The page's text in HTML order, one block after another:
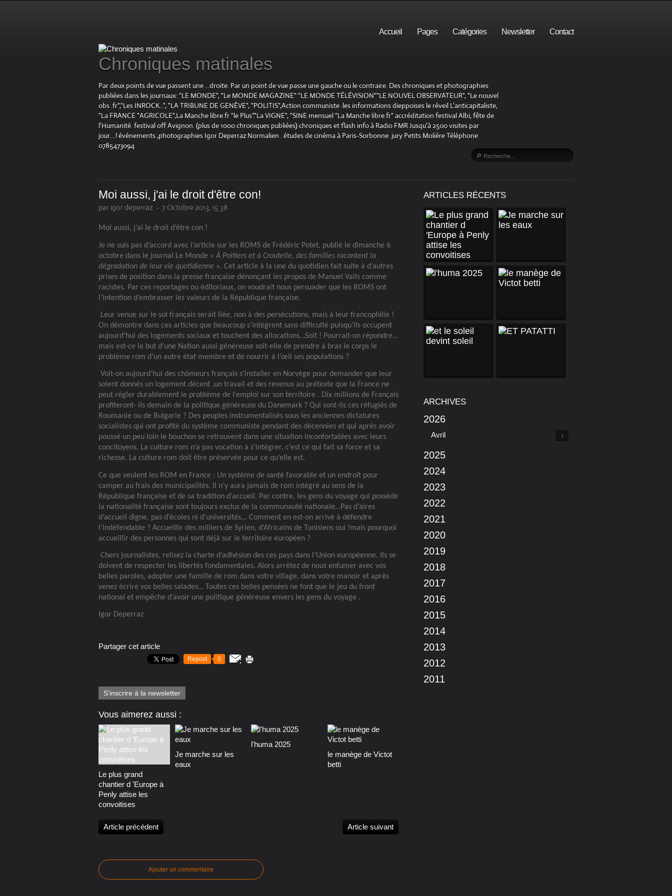
Accueil Pages Catégories Newsletter Contact
Chroniques matinales
Par deux points de vue passent une ...droite. Par un point de vue passe une gauche ou le contraire. Des chroniques et photographies
publiées dans les journaux: "LE MONDE", "Le MONDE MAGAZINE" "LE MONDE TÉLÉVISION""LE NOUVEL OBSERVATEUR", "Le nouvel
obs .fr","Les INROCK...", "LA TRIBUNE DE GENÈVE", "POLITIS",Action communiste .les informations dieppoises le réveil L'anticapitaliste,
"La FRANCE "AGRICOLE",La Manche libre.fr "le Plus"."La VIGNE", "SINE mensuel "La Manche libre.fr" accréditation festival Albi, fête de
l'Humanité. festival off Avignon. (plus de 1000 chroniques publiées) chroniques et flash info à Radio FMR Jusqu'à 2500 visites par
jour....! événements ,photographies Igor Deperraz Normalien . études de cinéma à Paris-Sorbonne. jury Petits Molière Téléphone
0785473094
Moi aussi, j'ai le droit d'être con!
par igor deperraz - 7 Octobre 2013, 15:38
Moi aussi, j’ai le droit d’être con !
Je ne suis pas d’accord avec l’article sur les ROMS de Frédéric Potet, publié le dimanche 6
octobre dans le journal Le Monde « À Poitiers et à Croutelle, des familles racontent la
dégradation de leur vie quotidienne ». Cet article à la une du quotidien fait suite à d’autres
prises de position dans la presse française dénonçant les propos de Manuel Valls comme
racistes. Par ces reportages ou éditoriaux, on voudrait nous persuader que les ROMS ont
l’intention d’embrasser les valeurs de la République française.
Leur venue sur le sol français serait liée, non à des persécutions, mais à leur francophilie !
On démontre dans ces articles que beaucoup s’intègrent sans difficulté puisqu’ils occupent
aujourd’hui des logements sociaux et touchent des allocations…Soit ! Pourrait-on répondre…
mais est-ce le but d’une Nation aussi généreuse soit-elle de prendre à bras le corps le
problème rom d’un autre état membre et de nourrir à l’œil ses populations ?
Voit-on aujourd’hui des chômeurs français s’installer en Norvège pour demander que leur
soient donnés un logement décent ,un travail et des revenus au prétexte que la France ne
peut régler durablement le problème de l’emploi sur son territoire . Dix millions de Français
profiteront- ils demain de la politique généreuse du Danemark ? Qui sont-ils ces réfugiés de
Roumanie ou de Bulgarie ? Des peuples instrumentalisés sous les anciennes dictatures
socialistes qui ont profité du système communiste pendant des décennies et qui après avoir
poussé un peu loin le bouchon se retrouvent dans une situation inconfortables avec leurs
concitoyens. La culture rom n’a pas vocation à s’intégrer, c’est ce qui fait sa force et sa
richesse. La culture rom doit être préservée pour ce qu’elle est.
Ce que veulent les ROM en France : Un système de santé favorable et un endroit pour
camper au frais des municipalités. Il n’y aura jamais de rom intégré au sens de la
République française et de sa tradition d’accueil. Par contre, les gens du voyage qui possède
la nationalité française sont toujours exclus de la communauté nationale…Pas d’aires
d’accueil digne, pas d’écoles ni d’universités... Comment en est-on arrivé à défendre
l’indéfendable ? Accueillir des milliers de Syrien, d’Africains de Tunisiens oui !mais pourquoi
accueillir des personnes qui sont déjà sur le territoire européen ?
Chers journalistes, relisez la charte d’adhésion des ces pays dans l’Union européenne. Ils se
doivent de respecter les libertés fondamentales. Alors arrêtez de nous enfumer avec vos
belles paroles, adopter une famille de rom dans votre village, dans votre manoir et après
venez écrire vos belles salades… Toutes ces belles pensées ne font que le jeu du front
national et empêche d’avoir une politique généreuse envers les gens du voyage .
Igor Deperraz
Partager cet article
Repost 0
S'inscrire à la newsletter
Vous aimerez aussi :
Le plus grand
chantier d 'Europe à
Penly attise les
convoitises
Je marche sur les
eaux
l'huma 2025
le manège de Victot
betti
Article précédent Article suivant
Ajouter un commentaire
ARTICLES RÉCENTS
ARCHIVES
2026
Avril 1
2025
2024
2023
2022
2021
2020
2019
2018
2017
2016
2015
2014
2013
2012
2011